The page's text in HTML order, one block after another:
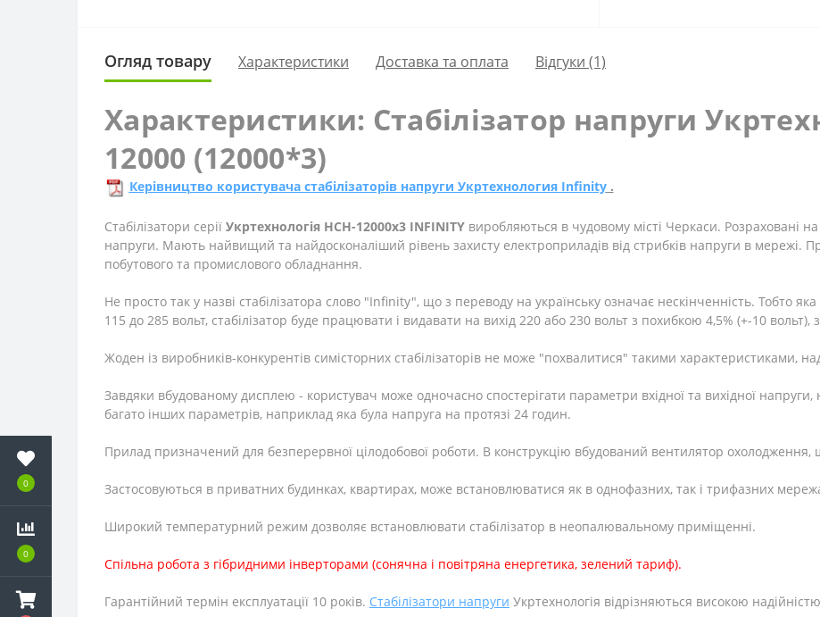
0
0
Огляд товару Характеристики Доставка та оплата Відгуки (1)
Характеристики: Стабілізатор напруги
12000 (12000*3)
Керівництво користувача стабілізаторів напруги Укртехнология Infinity.
Стабілізатори серії Укртехнологія НСН-12000x3 INFINITY виробляються в чудовому місті Черкаси. Розраховані на
напруги. Мають найвищий та найдосконаліший рівень захисту електроприладів від стрибків напруги в мережі.
побутового та промислового обладнання.
Не просто так у назві стабілізатора слово "Infinity", що з переводу на українську означає нескінченність. Тобто
115 до 285 вольт, стабілізатор буде працювати і видавати на вихід 220 або 230 вольт з похибкою 4,5% (+-10
Жоден із виробників-конкурентів симісторних стабілізаторів не може "похвалитися" такими характеристиками,
Завдяки вбудованому дисплею - користувач може одночасно спостерігати параметри вхідної та вихідної
багато інших параметрів, наприклад яка була напруга на протязі 24 годин.
Прилад призначений для безперервної цілодобової роботи. В конструкцію вбудований вентилятор охолодження,
Застосовуються в приватних будинках, квартирах, може встановлюватися як в однофазних, так і трифазних
Широкий температурний режим дозволяє встановлювати стабілізатор в неопалювальному приміщенні.
Спільна робота з гібридними інверторами (сонячна і повітряна енергетика, зелений тариф).
Гарантійний термін експлуатації 10 років. Стабілізатори напруги Укртехнологія відрізняються високою